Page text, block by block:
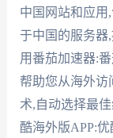
中国网站和应用
于中国的服务器
用番茄加速器:
帮助您从海外访
术,自动选择最
酷海外版APP: